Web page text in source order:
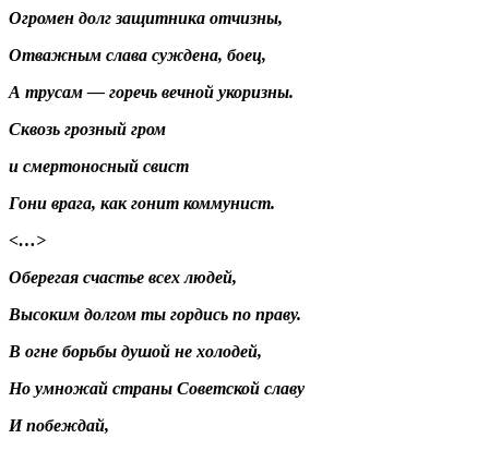
Огромен долг защитника отчизны,
Отважным слава суждена, боец,
А трусам — горечь вечной укоризны.
Сквозь грозный гром
и смертоносный свист
Гони врага, как гонит коммунист.
<…>
Оберегая счастье всех людей,
Высоким долгом ты гордись по праву.
В огне борьбы душой не холодей,
Но умножай страны Советской славу
И побеждай,